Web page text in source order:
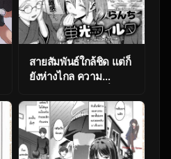
สายสัมพันธ์ใกล้ชิด แต่ก็
ยังห่างไกล ความ
เกินห้าม Close Bond
Yet Distant